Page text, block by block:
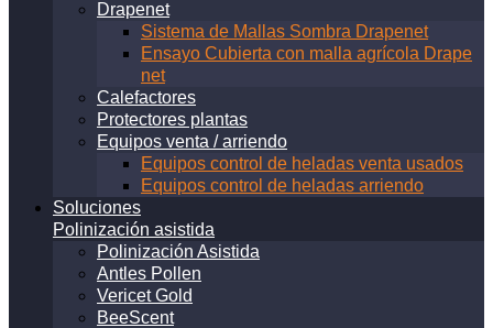
Drapenet
Sistema de Mallas Sombra Drapenet
Ensayo Cubierta con malla agrícola Drape
net
Calefactores
Protectores plantas
Equipos venta / arriendo
Equipos control de heladas venta usados
Equipos control de heladas arriendo
Soluciones
Polinización asistida
Polinización Asistida
Antles Pollen
Vericet Gold
BeeScent